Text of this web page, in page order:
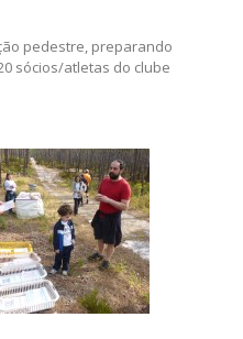
pedestre, preparando
sócios/atletas do clube